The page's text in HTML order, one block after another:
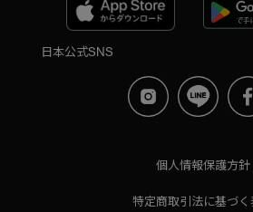
日本公式SNS
個人情報保護方針
特定商取引法に基づく